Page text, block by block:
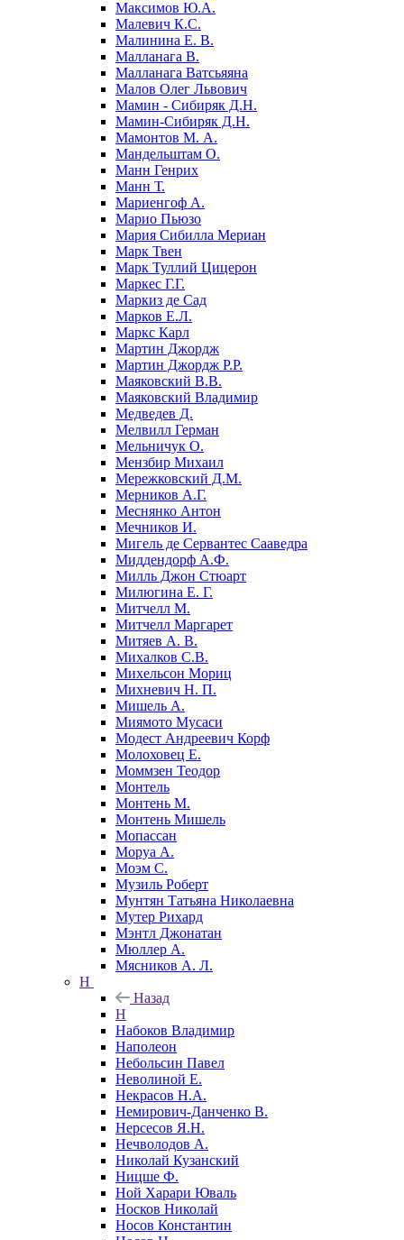
Максимов Ю.А.
Малевич К.С.
Малинина Е. В.
Малланага В.
Малланага Ватсьяяна
Малов Олег Львович
Мамин - Сибиряк Д.Н.
Мамин-Сибиряк Д.Н.
Мамонтов М. А.
Мандельштам О.
Манн Генрих
Манн Т.
Мариенгоф А.
Марио Пьюзо
Мария Сибилла Мериан
Марк Твен
Марк Туллий Цицерон
Маркес Г.Г.
Маркиз де Сад
Марков Е.Л.
Маркс Карл
Мартин Джордж
Мартин Джордж Р.Р.
Маяковский В.В.
Маяковский Владимир
Медведев Д.
Мелвилл Герман
Мельничук О.
Мензбир Михаил
Мережковский Д.М.
Мерников А.Г.
Меснянко Антон
Мечников И.
Мигель де Сервантес Сааведра
Миддендорф А.Ф.
Милль Джон Стюарт
Милюгина Е. Г.
Митчелл М.
Митчелл Маргарет
Митяев А. В.
Михалков С.В.
Михельсон Мориц
Михневич Н. П.
Мишель А.
Миямото Мусаси
Модест Андреевич Корф
Молоховец Е.
Моммзен Теодор
Монтель
Монтень М.
Монтень Мишель
Мопассан
Моруа А.
Моэм С.
Музиль Роберт
Мунтян Татьяна Николаевна
Мутер Рихард
Мэнтл Джонатан
Мюллер А.
Мясников А. Л.
Н
Назад
Н
Набоков Владимир
Наполеон
Небольсин Павел
Неволиной Е.
Некрасов Н.А.
Немирович-Данченко В.
Нерсесов Я.Н.
Нечволодов А.
Николай Кузанский
Ницше Ф.
Ной Харари Юваль
Носков Николай
Носов Константин